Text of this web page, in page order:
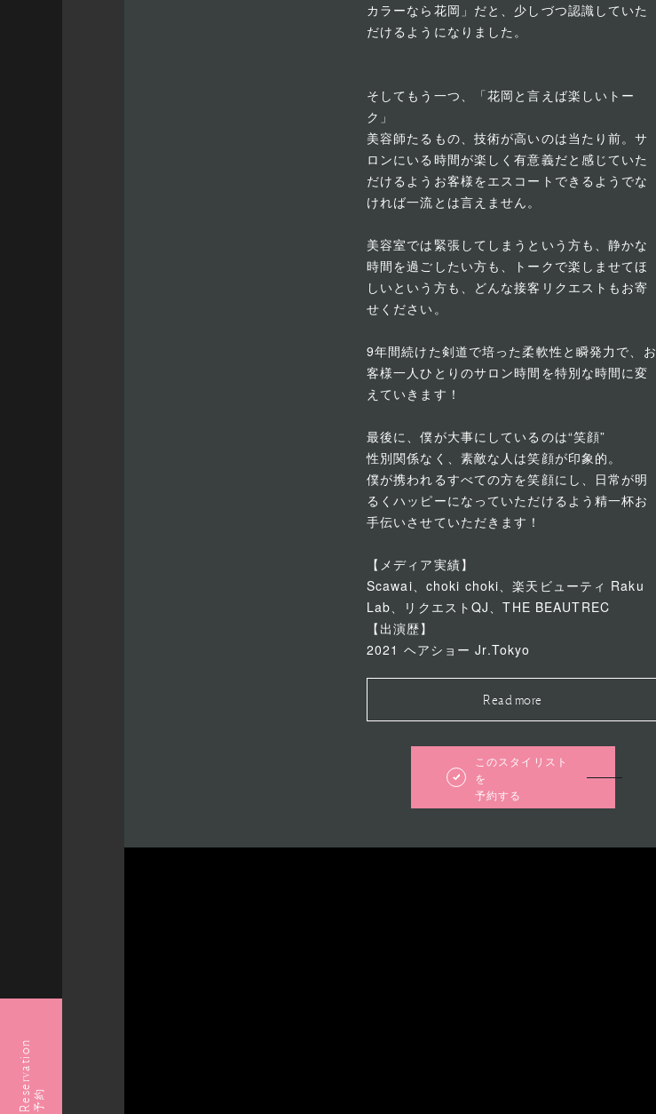
Reservation予約
カラーなら花岡」だと、少しづつ認識していた
だけるようになりました。
そしてもう一つ、「花岡と言えば楽しいトー
ク」
美容師たるもの、技術が高いのは当たり前。サ
ロンにいる時間が楽しく有意義だと感じていた
だけるようお客様をエスコートできるようでな
ければ一流とは言えません。
美容室では緊張してしまうという方も、静かな
時間を過ごしたい方も、トークで楽しませてほ
しいという方も、どんな接客リクエストもお寄
せください。
9年間続けた剣道で培った柔軟性と瞬発力で、お
客様一人ひとりのサロン時間を特別な時間に変
えていきます！
最後に、僕が大事にしているのは“笑顔”
性別関係なく、素敵な人は笑顔が印象的。
僕が携われるすべての方を笑顔にし、日常が明
るくハッピーになっていただけるよう精一杯お
手伝いさせていただきます！
【メディア実績】
Scawai、choki choki、楽天ビューティ Raku
Lab、リクエストQJ、THE BEAUTREC
【出演歴】
2021 ヘアショー Jr.Tokyo
Read more
このスタイリスト
を
予約する